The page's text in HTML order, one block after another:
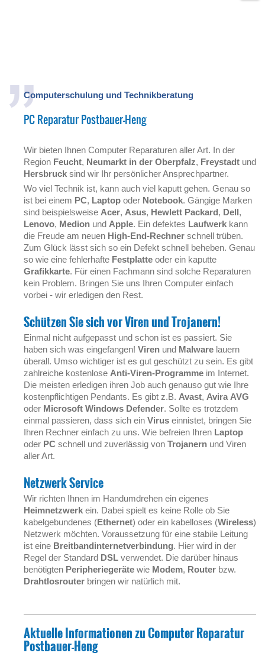
Computerschulung und Technikberatung
PC Reparatur Postbauer-Heng
Wir bieten Ihnen Computer Reparaturen aller Art. In der
Region Feucht, Neumarkt in der Oberpfalz, Freystadt und
Hersbruck sind wir Ihr persönlicher Ansprechpartner.
Wo viel Technik ist, kann auch viel kaputt gehen. Genau so
ist bei einem PC, Laptop oder Notebook. Gängige Marken
sind beispielsweise Acer, Asus, Hewlett Packard, Dell,
Lenovo, Medion und Apple. Ein defektes Laufwerk kann
die Freude am neuen High-End-Rechner schnell trüben.
Zum Glück lässt sich so ein Defekt schnell beheben. Genau
so wie eine fehlerhafte Festplatte oder ein kaputte
Grafikkarte. Für einen Fachmann sind solche Reparaturen
kein Problem. Bringen Sie uns Ihren Computer einfach
vorbei - wir erledigen den Rest.
Schützen Sie sich vor Viren und Trojanern!
Einmal nicht aufgepasst und schon ist es passiert. Sie
haben sich was eingefangen! Viren und Malware lauern
überall. Umso wichtiger ist es gut geschützt zu sein. Es gibt
zahlreiche kostenlose Anti-Viren-Programme im Internet.
Die meisten erledigen ihren Job auch genauso gut wie Ihre
kostenpflichtigen Pendants. Es gibt z.B. Avast, Avira AVG
oder Microsoft Windows Defender. Sollte es trotzdem
einmal passieren, dass sich ein Virus einnistet, bringen Sie
Ihren Rechner einfach zu uns. Wie befreien Ihren Laptop
oder PC schnell und zuverlässig von Trojanern und Viren
aller Art.
Netzwerk Service
Wir richten Ihnen im Handumdrehen ein eigenes
Heimnetzwerk ein. Dabei spielt es keine Rolle ob Sie
kabelgebundenes (Ethernet) oder ein kabelloses (Wireless)
Netzwerk möchten. Voraussetzung für eine stabile Leitung
ist eine Breitbandinternetverbindung. Hier wird in der
Regel der Standard DSL verwendet. Die darüber hinaus
benötigten Peripheriegeräte wie Modem, Router bzw.
Drahtlosrouter bringen wir natürlich mit.
Aktuelle Informationen zuComputer Reparatur
Postbauer-Heng